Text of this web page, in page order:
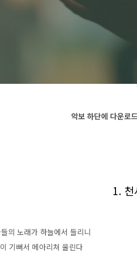
악보 하단에 다운로
1. 천
의 노래가 하늘에서 들리니
기뻐서 메아리쳐 울린다